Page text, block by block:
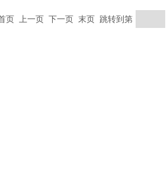
页 上一页 下一页 末页 跳转到第